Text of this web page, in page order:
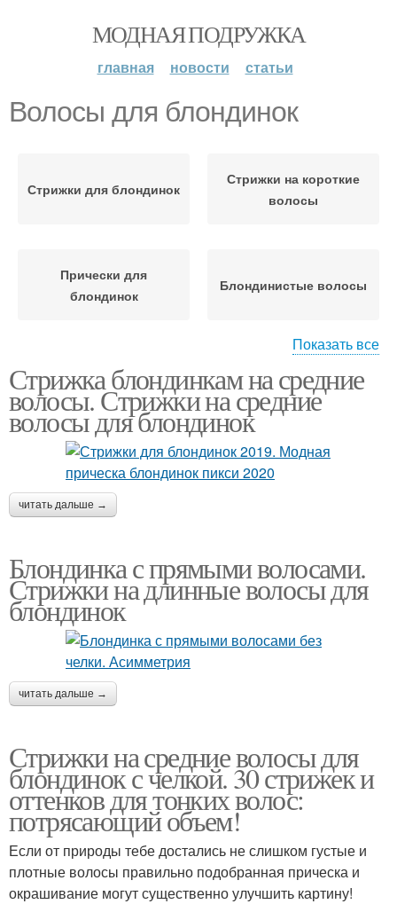
МОДНАЯ ПОДРУЖКА
главная новости статьи
Волосы для блондинок
Стрижки для блондинок
Стрижки на короткие
волосы
Прически для
блондинок
Блондинистые волосы
Каскад на блондинках Блондинка с челкой
Стрижки на средние
Короткие волосы
Лица на волосы
Прически на средние
волосы
Прически для
блондинки
На короткие волосы Стрижка для блондинок
Стрижка для волнистых
волос
Стрижки на длинные
волосы
Показать все
Стрижка блондинкам на средние
волосы. Стрижки на средние
волосы для блондинок
читать дальше →
Блондинка с прямыми волосами.
Стрижки на длинные волосы для
блондинок
читать дальше →
Стрижки на средние волосы для
блондинок с челкой. 30 стрижек и
оттенков для тонких волос:
потрясающий объем!
Если от природы тебе достались не слишком густые и
плотные волосы правильно подобранная прическа и
окрашивание могут существенно улучшить картину!